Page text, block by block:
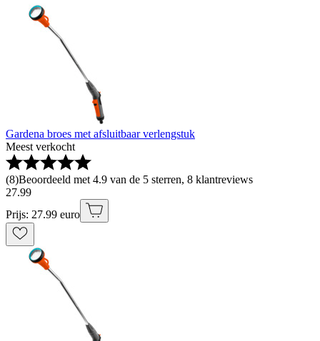
Gardena broes met afsluitbaar verlengstuk
Meest verkocht
(8)Beoordeeld met 4.9 van de 5 sterren, 8 klantreviews
27.99
Prijs: 27.99 euro